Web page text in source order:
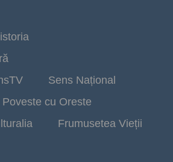
Sens Național
Poveste cu Oreste
Frumusetea Vieții